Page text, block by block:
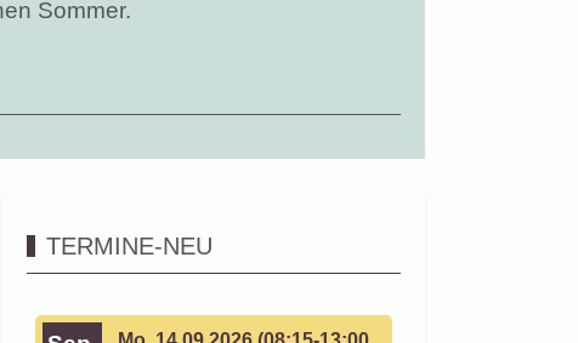
Sommer.
TERMINE-NEU